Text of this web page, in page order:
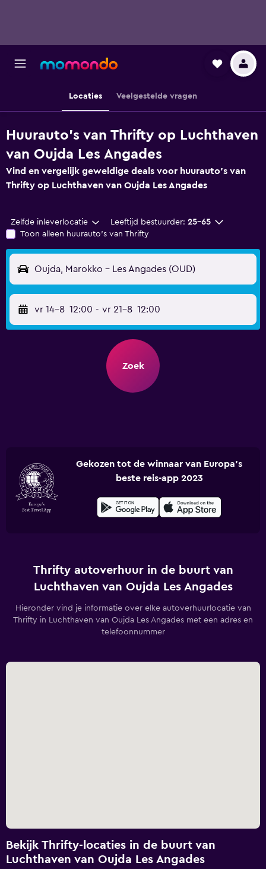
Locaties Veelgestelde vragen
Huurauto's van Thrifty op Luchthaven
van Oujda Les Angades
Vind en vergelijk geweldige deals voor huurauto's van
Thrifty op Luchthaven van Oujda Les Angades
Zelfde inleverlocatie Leeftijd bestuurder: 25-65
Toon alleen huurauto's van Thrifty
Oujda, Marokko - Les Angades (OUD)
vr 14-8 12:00 - vr 21-8 12:00
Zoek
Gekozen tot de winnaar van Europa's
beste reis-app 2023
Thrifty autoverhuur in de buurt van
Luchthaven van Oujda Les Angades
Hieronder vind je informatie over elke autoverhuurlocatie van
Thrifty in Luchthaven van Oujda Les Angades met een adres en
telefoonnummer
Bekijk Thrifty-locaties in de buurt van
Luchthaven van Oujda Les Angades